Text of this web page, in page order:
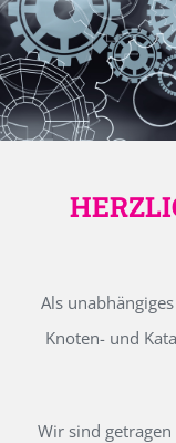
Als
Knoten- und
Wir sind